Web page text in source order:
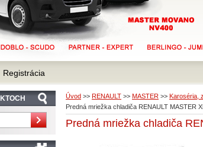
Úvod >> RENAULT >> MASTER >> Karoséria,
Predná mriežka chladiča RENAULT MASTER
Predná mriežka chladiča
Registrácia